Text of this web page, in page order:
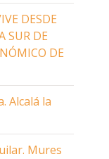
DESDE
SUR DE
DE
Alcalá la
Mures